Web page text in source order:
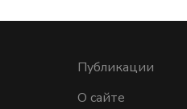
Публикации
О сайте